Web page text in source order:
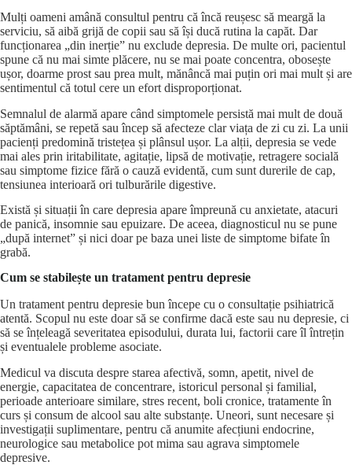
Mulți oameni amână consultul pentru că încă reușesc să meargă la
serviciu, să aibă grijă de copii sau să își ducă rutina la capăt. Dar
funcționarea „din inerție” nu exclude depresia. De multe ori, pacientul
spune că nu mai simte plăcere, nu se mai poate concentra, obosește
ușor, doarme prost sau prea mult, mănâncă mai puțin ori mai mult și are
sentimentul că totul cere un efort disproporționat.
Semnalul de alarmă apare când simptomele persistă mai mult de două
săptămâni, se repetă sau încep să afecteze clar viața de zi cu zi. La unii
pacienți predomină tristețea și plânsul ușor. La alții, depresia se vede
mai ales prin iritabilitate, agitație, lipsă de motivație, retragere socială
sau simptome fizice fără o cauză evidentă, cum sunt durerile de cap,
tensiunea interioară ori tulburările digestive.
Există și situații în care depresia apare împreună cu anxietate, atacuri
de panică, insomnie sau epuizare. De aceea, diagnosticul nu se pune
„după internet” și nici doar pe baza unei liste de simptome bifate în
grabă.
Cum se stabilește un tratament pentru depresie
Un tratament pentru depresie bun începe cu o consultație psihiatrică
atentă. Scopul nu este doar să se confirme dacă este sau nu depresie, ci
să se înțeleagă severitatea episodului, durata lui, factorii care îl întrețin
și eventualele probleme asociate.
Medicul va discuta despre starea afectivă, somn, apetit, nivel de
energie, capacitatea de concentrare, istoricul personal și familial,
perioade anterioare similare, stres recent, boli cronice, tratamente în
curs și consum de alcool sau alte substanțe. Uneori, sunt necesare și
investigații suplimentare, pentru că anumite afecțiuni endocrine,
neurologice sau metabolice pot mima sau agrava simptomele
depresive.